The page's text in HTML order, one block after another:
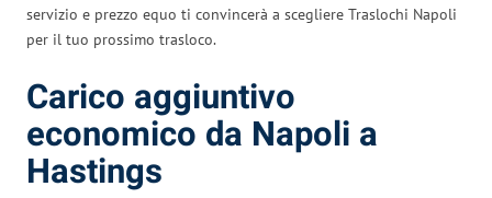
servizio e prezzo equo ti convincerà a scegliere Traslochi Napoli
per il tuo prossimo trasloco.
Carico aggiuntivo
economico da Napoli a
Hastings